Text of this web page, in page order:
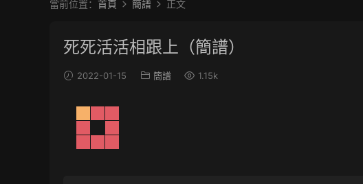
當前位置： 首頁 簡譜 正文
死死活活相跟上（簡譜）
2022-01-15 簡譜 1.15k